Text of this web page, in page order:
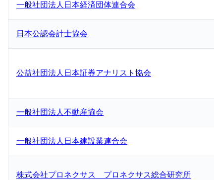
一般社団法人日本経済団体連合会
日本公認会計士協会
公益社団法人日本証券アナリスト協会
一般社団法人不動産協会
一般社団法人日本建設業連合会
株式会社プロネクサス プロネクサス総合研究所